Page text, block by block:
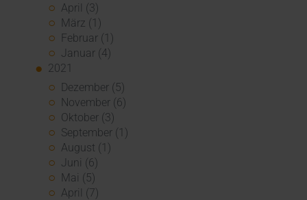
April (3)
März (1)
Februar (1)
Januar (4)
2021
Dezember (5)
November (6)
Oktober (3)
September (1)
August (1)
Juni (6)
Mai (5)
April (7)